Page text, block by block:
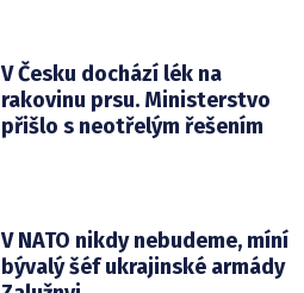
V Česku dochází lék na
rakovinu prsu. Ministerstvo
přišlo s neotřelým řešením
V NATO nikdy nebudeme, míní
bývalý šéf ukrajinské armády